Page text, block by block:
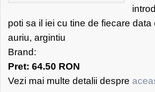
poti sa il iei cu tine de fiecare
auriu, argintiu
Brand:
Pret: 64.50 RON
Vezi mai multe detalii despre